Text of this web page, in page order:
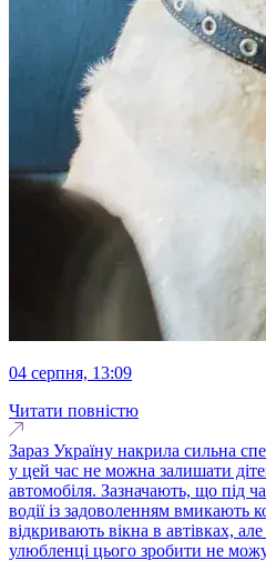
04 серпня, 13:09
Читати повністю
Зараз Україну накрила сильна
у цей час не можна залишати
автомобіля. Зазначають, що під
водії із задоволенням вмикають
відкривають вікна в автівках,
улюбленці цього зробити не